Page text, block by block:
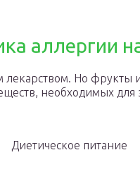
аллергии
лекарством. Но фрукты
необходимых
Диетическое питание